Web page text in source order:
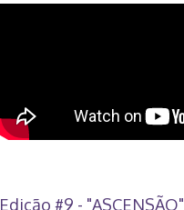
Edição #9 - "ASCENSÃO"